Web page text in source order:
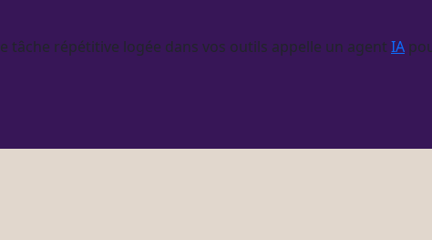
tâche répétitive logée dans vos outils appelle un agent IA